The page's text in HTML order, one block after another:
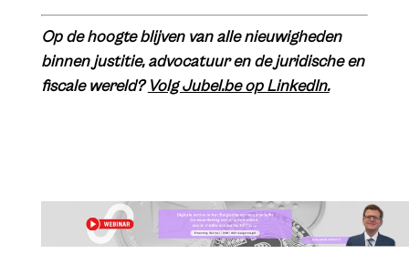
Op de hoogte blijven van alle nieuwigheden
binnen justitie, advocatuur en de juridische en
fiscale wereld? Volg Jubel.be op LinkedIn.